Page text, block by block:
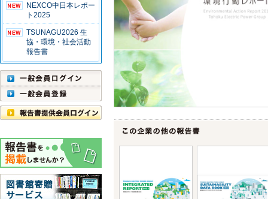
NEXCO中日本レポー
ト2025
TSUNAGU2026 生
協・環境・社会活動
報告書